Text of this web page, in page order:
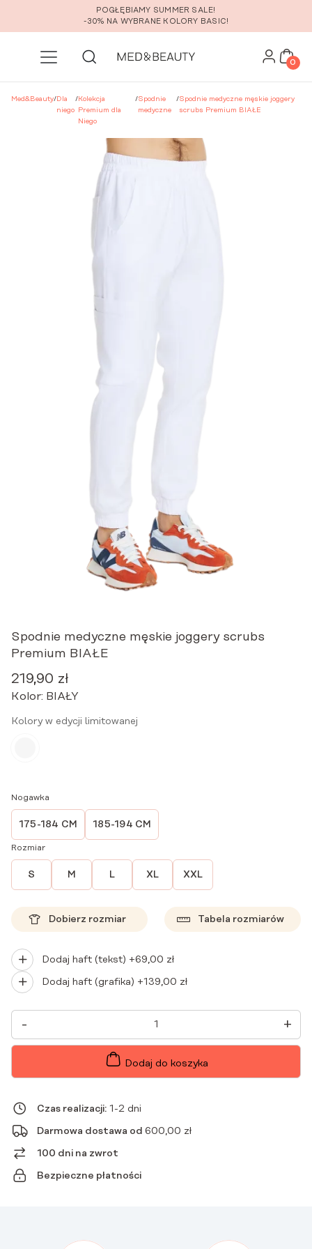
Przejdź do głównej zawartości
POGŁĘBIAMY SUMMER SALE!
-30% NA WYBRANE KOLORY BASIC!
0
Med&Beauty/Dla
niego
/Kolekcja
Premium dla
Niego
/Spodnie
medyczne
/Spodnie medyczne męskie joggery
scrubs Premium BIAŁE
Spodnie medyczne męskie joggery scrubs
Premium BIAŁE
219,90 zł
Kolor: BIAŁY
Kolory w edycji limitowanej
Nogawka
175-184 CM 185-194 CM
Rozmiar
S M L XL XXL
Dobierz rozmiar Tabela rozmiarów
Dodaj haft (tekst) +69,00 zł
Dodaj haft (grafika) +139,00 zł
-
ILOŚĆ
SPODNIE
MEDYCZNE
MĘSKIE
+
Dodaj do koszyka
Czas realizacji: 1-2 dni
Darmowa dostawa od 600,00 zł
100 dni na zwrot
Bezpieczne płatności